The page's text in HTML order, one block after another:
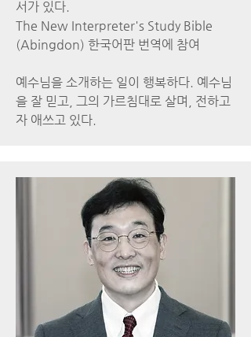
서가 있다.
The New Interpreter's Study Bible
(Abingdon) 한국어판 번역에 참여
​예수님을 소개하는 일이 행복하다. 예수님
을 잘 믿고, 그의 가르침대로 살며, 전하고
자 애쓰고 있다.